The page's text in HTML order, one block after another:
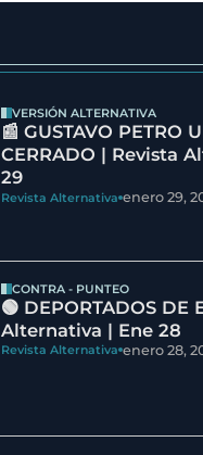
VERSIÓN ALTERNATIVA
📰 GUSTAVO PETRO
CERRADO | Revista
29
Revista Alternativa enero 29,
CONTRA - PUNTEO
🟢 DEPORTADOS DE
Alternativa | Ene 28
Revista Alternativa enero 28,